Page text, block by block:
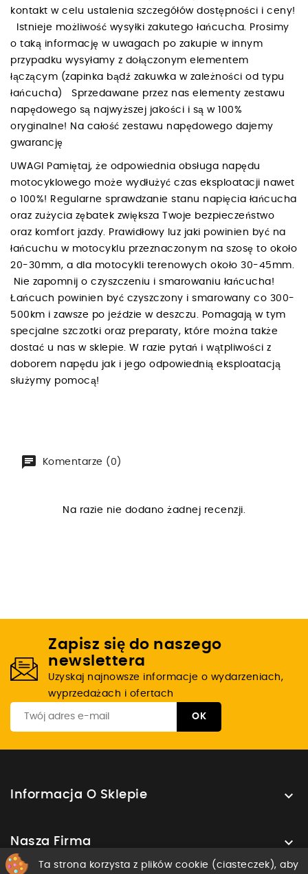
kontakt w celu ustalenia szczegółów dostępności i ceny!
Istnieje możliwość wysyłki zakutego łańcucha. Prosimy
o taką informację w uwagach po zakupie w innym
przypadku wysyłamy z dołączonym elementem
łączącym (zapinka bądź zakuwka w zależności od typu
łańcucha) Sprzedawane przez nas elementy zestawu
napędowego są najwyższej jakości i są w 100%
oryginalne! Na całość zestawu napędowego dajemy
gwarancję
UWAGI Pamiętaj, że odpowiednia obsługa napędu
motocyklowego może wydłużyć czas eksploatacji nawet
o 100%! Regularne sprawdzanie stanu napięcia łańcucha
oraz zużycia zębatek zwiększa Twoje bezpieczeństwo
oraz komfort jazdy. Prawidłowy luz jaki powinien być na
łańcuchu w motocyklu przeznaczonym na szosę to około
20-30mm, a dla motocykli terenowych około 30-45mm.
Nie zapomnij o czyszczeniu i smarowaniu łańcucha!
Łańcuch powinien być czyszczony i smarowany co 300-
500km i zawsze po jeździe w deszczu. Pomagają w tym
specjalne szczotki oraz preparaty, które można także
dostać u nas w sklepie. W razie pytań i wątpliwości z
doborem napędu jak i jego odpowiednią eksploatacją
służymy pomocą!
Komentarze (0)
Na razie nie dodano żadnej recenzji.
Zapisz się do naszego
newslettera
Uzyskaj najnowsze informacje o wydarzeniach,
wyprzedażach i ofertach
Informacja O Sklepie 
Nasza Firma 
Ta strona korzysta z plików cookie (ciasteczek), aby